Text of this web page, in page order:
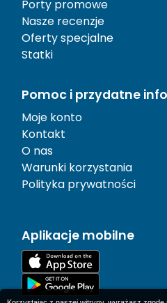
Porty promowe
Nasze recenzje
Oferty specjalne
Statki
Pomoc i przydatne
Moje konto
Kontakt
O nas
Warunki korzystania
Polityka prywatności
Aplikacje mobilne